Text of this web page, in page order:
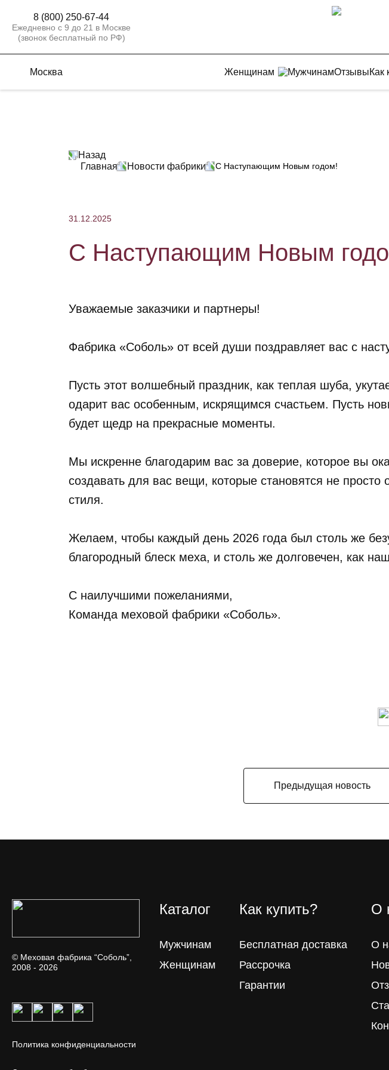
8 (800) 250-67-44
Ежедневно с 9 до 21 в Москве
(звонок бесплатный по РФ)
Москва Женщинам МужчинамОтзывыКак
Назад
Главная
Новости фабрики С Наступающим Новым годом!
31.12.2025
С Наступающим Новым
Уважаемые заказчики и партнеры!
Фабрика «Соболь» от всей души поздравляет вас с
Пусть этот волшебный праздник, как теплая шуба,
одарит вас особенным, искрящимся счастьем. Пусть
будет щедр на прекрасные моменты.
Мы искренне благодарим вас за доверие, которое вы
создавать для вас вещи, которые становятся не
стиля.
Желаем, чтобы каждый день 2026 года был столь же
благородный блеск меха, и столь же долговечен, как
С наилучшими пожеланиями,
Команда меховой фабрики «Соболь».
Предыдущая новость
© Меховая фабрика “Соболь”,
2008 - 2026
Политика конфиденциальности
Каталог
Мужчинам
Женщинам
Как купить?
Бесплатная доставка
Рассрочка
Гарантии
О
О